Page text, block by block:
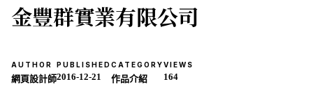
金豐群實業有限公司
AUTHOR
網頁設計師
PUBLISHED
2016-12-21
CATEGORY
作品介紹
VIEWS
164